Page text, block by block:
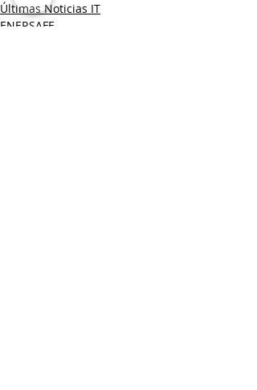
Últimas Noticias IT
ENERSAFE